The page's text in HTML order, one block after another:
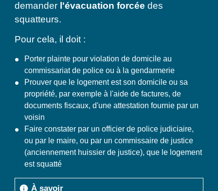
demander l'évacuation forcée des
squatteurs.
Pour cela, il doit :
Porter plainte pour violation de domicile au
commissariat de police ou à la gendarmerie
Prouver que le logement est son domicile ou sa
propriété, par exemple à l'aide de factures, de
documents fiscaux, d'une attestation fournie par un
voisin
Faire constater par un officier de police judiciaire,
ou par le maire, ou par un commissaire de justice
(anciennement huissier de justice), que le logement
est squatté
info À savoir